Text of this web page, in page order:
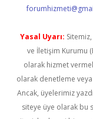
Yasal Uyarı:
ve İletişim Kurumu
olarak hizmet
olarak denetleme
Ancak, üyelerimiz
siteye üye olarak bu